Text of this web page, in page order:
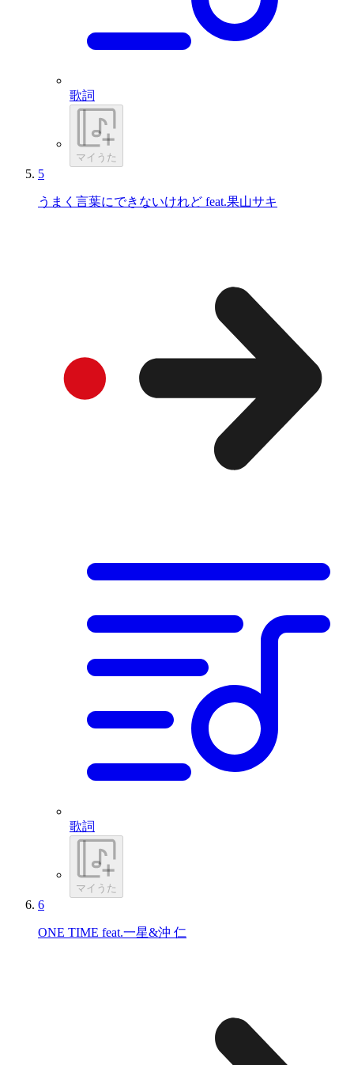
歌詞
マイうた
5
うまく言葉にできないけれど feat.果山サキ
歌詞
マイうた
6
ONE TIME feat.一星&沖 仁